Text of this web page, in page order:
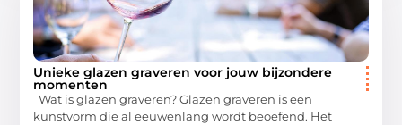
Unieke glazen graveren voor jouw bijzondere
momenten
Wat is glazen graveren? Glazen graveren is een
kunstvorm die al eeuwenlang wordt beoefend. Het